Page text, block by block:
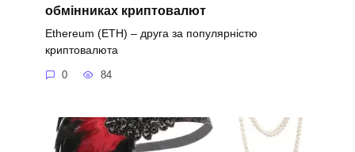
обмінниках криптовалют
Ethereum (ETH) – друга за популярністю
криптовалюта
0 84